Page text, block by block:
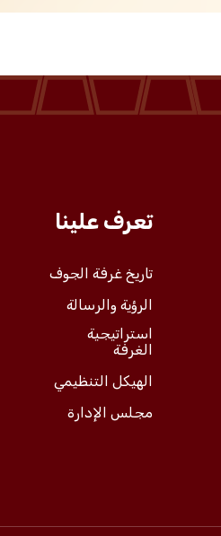
تعرف علينا
تاريخ غرفة الجوف
الرؤية والرسالة
استراتيجية
الغرفة
الهيكل التنظيمي
مجلس الإدارة